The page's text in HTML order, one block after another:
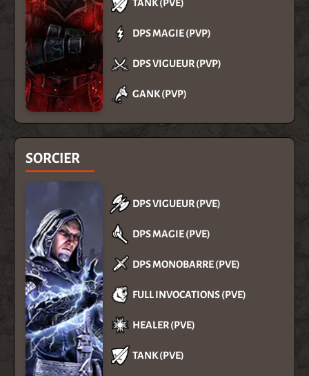
TANK (PVE)
DPS MAGIE (PVP)
DPS VIGUEUR (PVP)
GANK (PVP)
SORCIER
DPS VIGUEUR (PVE)
DPS MAGIE (PVE)
DPS MONOBARRE (PVE)
FULL INVOCATIONS (PVE)
HEALER (PVE)
TANK (PVE)